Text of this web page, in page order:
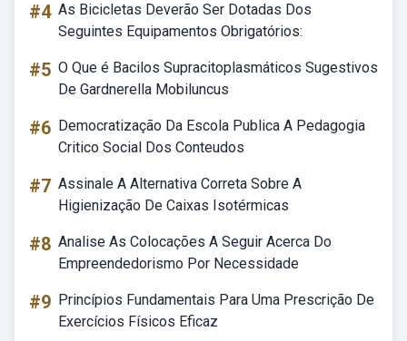
#4 As Bicicletas Deverão Ser Dotadas Dos
Seguintes Equipamentos Obrigatórios:
#5 O Que é Bacilos Supracitoplasmáticos Sugestivos
De Gardnerella Mobiluncus
#6 Democratização Da Escola Publica A Pedagogia
Critico Social Dos Conteudos
#7 Assinale A Alternativa Correta Sobre A
Higienização De Caixas Isotérmicas
#8 Analise As Colocações A Seguir Acerca Do
Empreendedorismo Por Necessidade
#9 Princípios Fundamentais Para Uma Prescrição De
Exercícios Físicos Eficaz